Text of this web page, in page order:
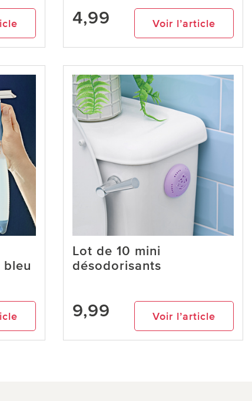
4,99 Voir l’article
bleu
Lot de 10 mini
désodorisants
9,99 Voir l’article